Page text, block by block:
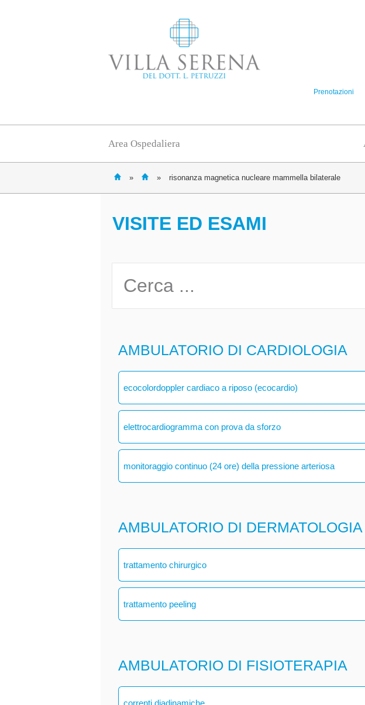
Prenotazioni
Area Ospedaliera
» » risonanza magnetica nucleare mammella bilaterale
VISITE ED ESAMI
AMBULATORIO DI CARDIOLOGIA
ecocolordoppler cardiaco a riposo (ecocardio)
elettrocardiogramma con prova da sforzo
monitoraggio continuo (24 ore) della pressione arteriosa
AMBULATORIO DI DERMATOLOGIA
trattamento chirurgico
trattamento peeling
AMBULATORIO DI FISIOTERAPIA
correnti diadinamiche